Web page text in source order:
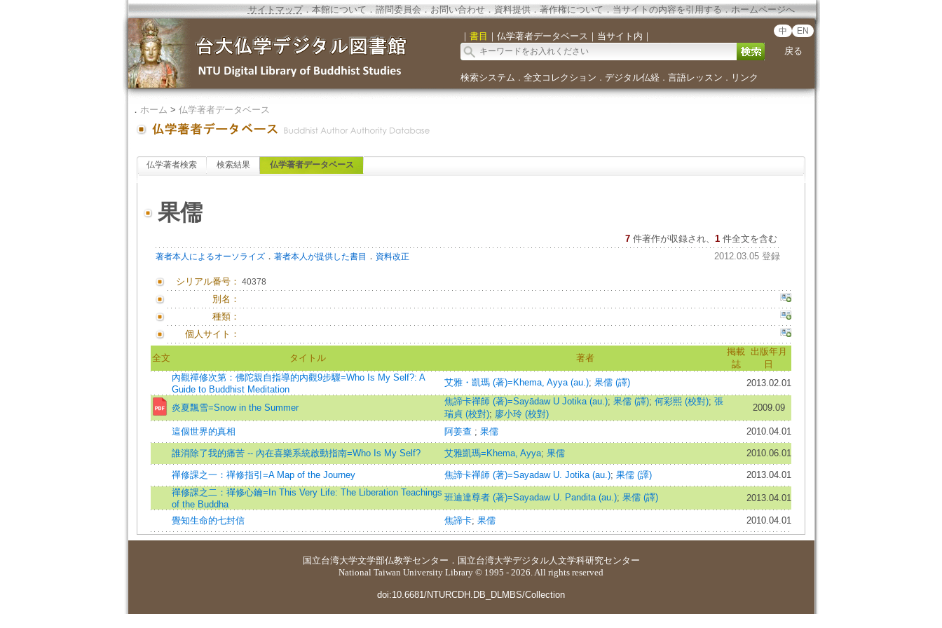
サイトマップ．本館について．諮問委員会． お問い合わせ． 資料提供．著作権について．当サイトの内容を引用する．ホームページへ
｜ 書目 ｜ 仏学著者データベース ｜ 当サイト内 ｜ 中 EN
戻る
検索システム ． 全文コレクション ． デジタル仏経． 言語レッスン ． リンク
． ホーム > 仏学著者データベース
仏学著者検索 検索結果 仏学著者データベース
果儒
7 件著作が収録され、 1件全文を含む
著者本人によるオーソライズ． 著者本人が提供した書目 ． 資料改正 2012.03.05 登録
シリアル番号： 40378
別名：
種類：
個人サイト：
全文 タイトル 著者
掲載
誌
出版年月
日
內觀禪修次第：佛陀親自指導的內觀9步驟=Who Is My Self?: A
Guide to Buddhist Meditation
艾雅・凱瑪 (著)=Khema, Ayya (au.); 果儒 (譯) 2013.02.01
炎夏飄雪=Snow in the Summer
焦諦卡禪師 (著)=Sayādaw U Jotika (au.); 果儒 (譯); 何彩熙 (校對); 張
瑞貞 (校對); 廖小玲 (校對)
2009.09
這個世界的真相 阿姜查 ; 果儒 2010.04.01
誰消除了我的痛苦 -- 內在喜樂系統啟動指南=Who Is My Self? 艾雅凱瑪=Khema, Ayya; 果儒 2010.06.01
禪修課之一：禪修指引=A Map of the Journey 焦諦卡禪師 (著)=Sayadaw U. Jotika (au.); 果儒 (譯)
2013.04.01
禪修課之二：禪修心鑰=In This Very Life: The Liberation Teachings
of the Buddha
班迪達尊者 (著)=Sayadaw U. Pandita (au.); 果儒 (譯) 2013.04.01
覺知生命的七封信 焦諦卡; 果儒 2010.04.01
国立台湾大学文学部仏教学センター ． 国立台湾大学デジタル人文学科研究センター
National Taiwan University Library © 1995 - 2026. All rights reserved
doi:10.6681/NTURCDH.DB_DLMBS/Collection